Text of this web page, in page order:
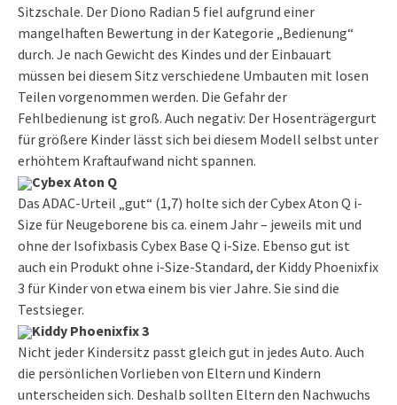
Sitzschale. Der Diono Radian 5 fiel aufgrund einer
mangelhaften Bewertung in der Kategorie „Bedienung“
durch. Je nach Gewicht des Kindes und der Einbauart
müssen bei diesem Sitz verschiedene Umbauten mit losen
Teilen vorgenommen werden. Die Gefahr der
Fehlbedienung ist groß. Auch negativ: Der Hosenträgergurt
für größere Kinder lässt sich bei diesem Modell selbst unter
erhöhtem Kraftaufwand nicht spannen.
Cybex Aton Q
Das ADAC-Urteil „gut“ (1,7) holte sich der Cybex Aton Q i-
Size für Neugeborene bis ca. einem Jahr – jeweils mit und
ohne der Isofixbasis Cybex Base Q i-Size. Ebenso gut ist
auch ein Produkt ohne i-Size-Standard, der Kiddy Phoenixfix
3 für Kinder von etwa einem bis vier Jahre. Sie sind die
Testsieger.
Kiddy Phoenixfix 3
Nicht jeder Kindersitz passt gleich gut in jedes Auto. Auch
die persönlichen Vorlieben von Eltern und Kindern
unterscheiden sich. Deshalb sollten Eltern den Nachwuchs